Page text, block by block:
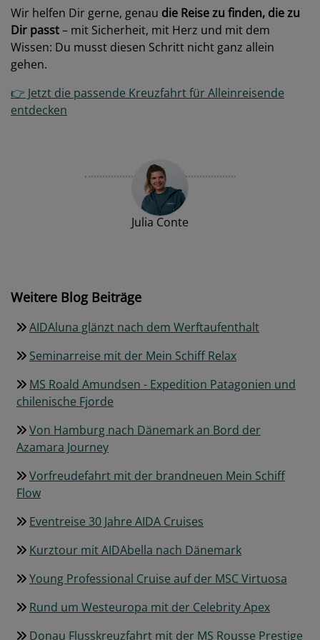
Wir helfen Dir gerne, genau die Reise zu finden, die zu
Dir passt– mit Sicherheit, mit Herz und mit dem
Wissen: Du musst diesen Schritt nicht ganz allein
gehen.
👉 Jetzt die passende Kreuzfahrt für Alleinreisende
entdecken
Julia Conte
Weitere Blog Beiträge
AIDAluna glänzt nach dem Werftaufenthalt
Seminarreise mit der Mein Schiff Relax
MS Roald Amundsen - Expedition Patagonien und
chilenische Fjorde
Von Hamburg nach Dänemark an Bord der
Azamara Journey
Vorfreudefahrt mit der brandneuen Mein Schiff
Flow
Eventreise 30 Jahre AIDA Cruises
Kurztour mit AIDAbella nach Dänemark
Young Professional Cruise auf der MSC Virtuosa
Rund um Westeuropa mit der Celebrity Apex
Donau Flusskreuzfahrt mit der MS Rousse Prestige